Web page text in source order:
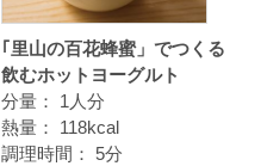
｢里山の百花蜂蜜」でつくる
飲むホットヨーグルト
分量：
1人分
熱量：
118kcal
調理時間：
5分